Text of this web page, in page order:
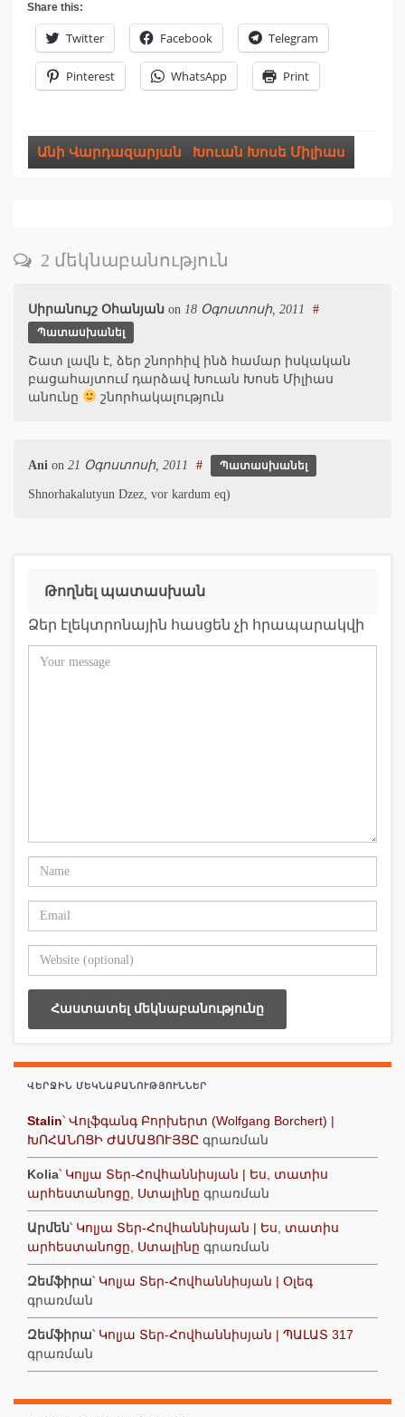
Share this:
Twitter Facebook Telegram
Pinterest WhatsApp Print
Անի Վարդազարյան Խուան Խոսե Միլիաս
2 մեկնաբանություն
Սիրանույշ Օհանյան on 18 Օգոստոսի, 2011 #
Պատասխանել
Շատ լավն է, ձեր շնորհիվ ինձ համար իսկական
բացահայտում դարձավ Խուան Խոսե Միլիաս
անունը
շնորհակալություն
Ani on 21 Օգոստոսի, 2011 # Պատասխանել
Shnorhakalutyun Dzez, vor kardum eq)
Թողնել պատասխան
Ձեր էլեկտրոնային հասցեն չի հրապարակվի
ՎԵՐՋԻՆ ՄԵԿՆԱԲԱՆՈՒԹՅՈՒՆՆԵՐ
Stalin՝ Վոլֆգանգ Բորխերտ (Wolfgang Borchert) |
ԽՈՀԱՆՈՑԻ ԺԱՄԱՑՈՒՅՑԸ գրառման
Kolia՝ Կոլյա Տեր-Հովհաննիսյան | Ես, տատիս
արհեստանոցը, Ստալինը գրառման
Արմեն՝ Կոլյա Տեր-Հովհաննիսյան | Ես, տատիս
արհեստանոցը, Ստալինը գրառման
Զեմֆիրա՝ Կոլյա Տեր-Հովհաննիսյան | Օլեգ
գրառման
Զեմֆիրա՝ Կոլյա Տեր-Հովհաննիսյան | ՊԱԼԱՏ 317
գրառման